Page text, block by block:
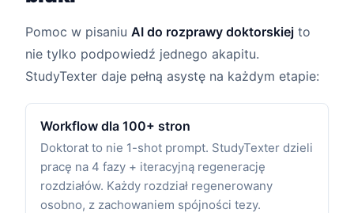
Pomoc w pisaniu AI do rozprawy doktorskiej to
nie tylko podpowiedź jednego akapitu.
StudyTexter daje pełną asystę na każdym etapie:
Workflow dla 100+ stron
Doktorat to nie 1-shot prompt. StudyTexter dzieli
pracę na 4 fazy + iteracyjną regenerację
rozdziałów. Każdy rozdział regenerowany
osobno, z zachowaniem spójności tezy.